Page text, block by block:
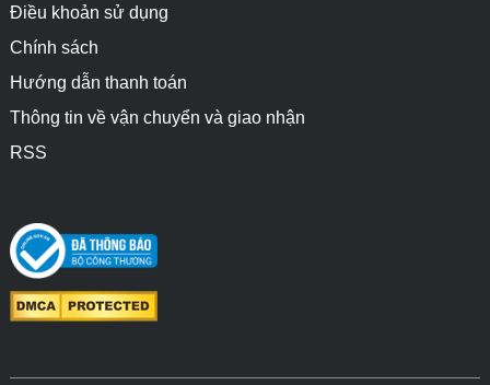
Điều khoản sử dụng
Chính sách
Hướng dẫn thanh toán
Thông tin về vận chuyển và giao nhận
RSS